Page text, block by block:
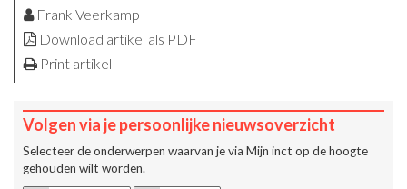
Frank Veerkamp
Download artikel als PDF
Print artikel
Volgen via je persoonlijke nieuwsoverzicht
Selecteer de onderwerpen waarvan je via Mijn inct op de hoogte
gehouden wilt worden.